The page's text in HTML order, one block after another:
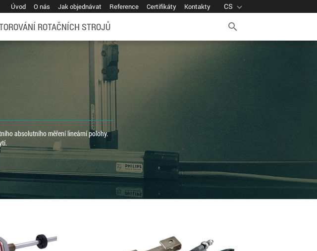
Úvod O nás Jak objednávat Reference Certifikáty Kontakty CS expand_more
ROTAČNÍCH STROJŮ search
absolutního měření lineární polohy.